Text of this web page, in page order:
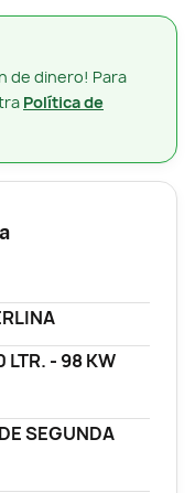
de dinero! Para
Política de
LTR. - 98 KW
SEGUNDA